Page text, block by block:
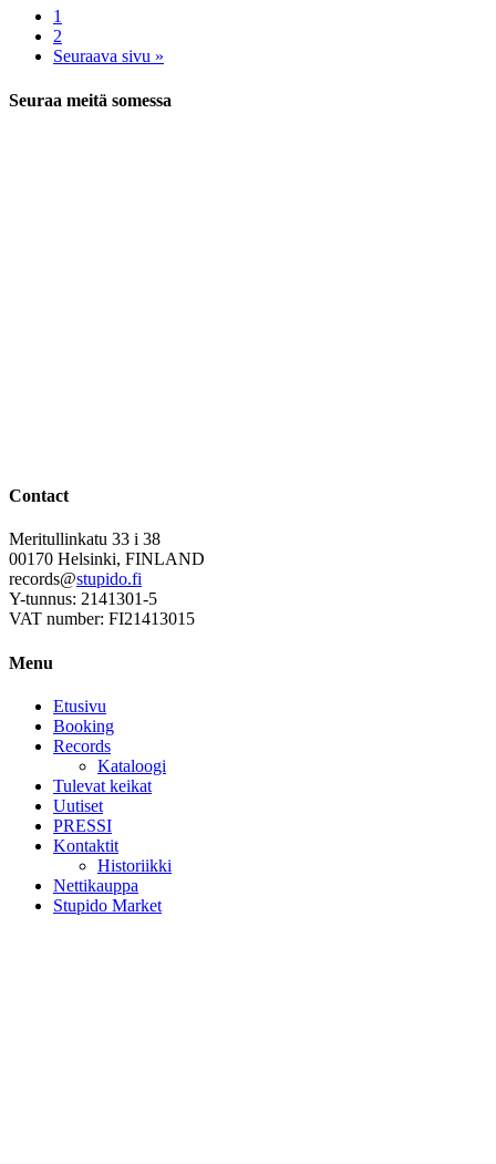
1
2
Seuraava sivu »
Seuraa meitä somessa
Contact
Meritullinkatu 33 i 38
00170 Helsinki, FINLAND
records@stupido.fi
Y-tunnus: 2141301-5
VAT number: FI21413015
Menu
Etusivu
Booking
Records
Kataloogi
Tulevat keikat
Uutiset
PRESSI
Kontaktit
Historiikki
Nettikauppa
Stupido Market